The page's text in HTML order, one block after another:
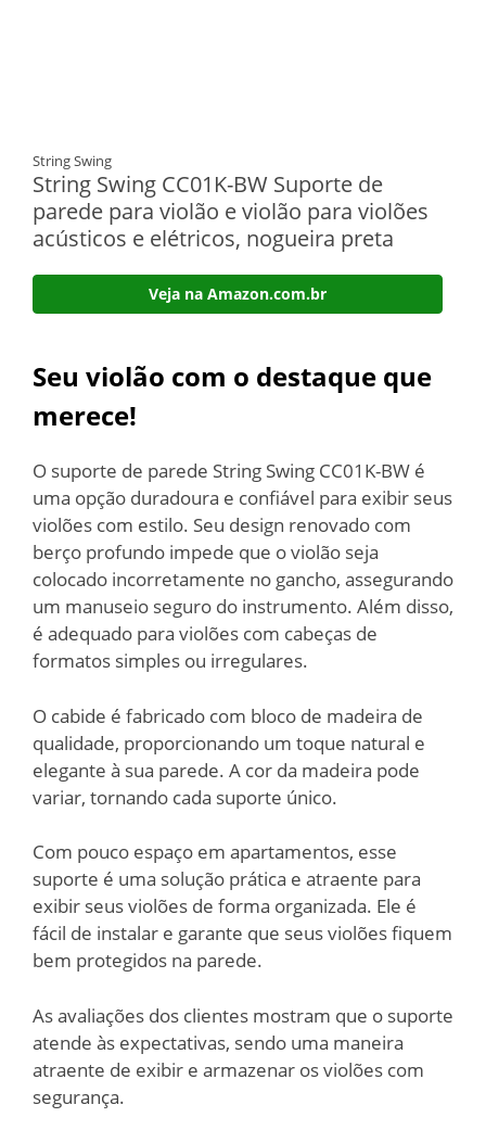
String Swing
String Swing CC01K-BW Suporte de
parede para violão e violão para violões
acústicos e elétricos, nogueira preta
Veja na Amazon.com.br
Seu violão com o destaque que
merece!
O suporte de parede String Swing CC01K-BW é
uma opção duradoura e confiável para exibir seus
violões com estilo. Seu design renovado com
berço profundo impede que o violão seja
colocado incorretamente no gancho, assegurando
um manuseio seguro do instrumento. Além disso,
é adequado para violões com cabeças de
formatos simples ou irregulares.
O cabide é fabricado com bloco de madeira de
qualidade, proporcionando um toque natural e
elegante à sua parede. A cor da madeira pode
variar, tornando cada suporte único.
Com pouco espaço em apartamentos, esse
suporte é uma solução prática e atraente para
exibir seus violões de forma organizada. Ele é
fácil de instalar e garante que seus violões fiquem
bem protegidos na parede.
As avaliações dos clientes mostram que o suporte
atende às expectativas, sendo uma maneira
atraente de exibir e armazenar os violões com
segurança.